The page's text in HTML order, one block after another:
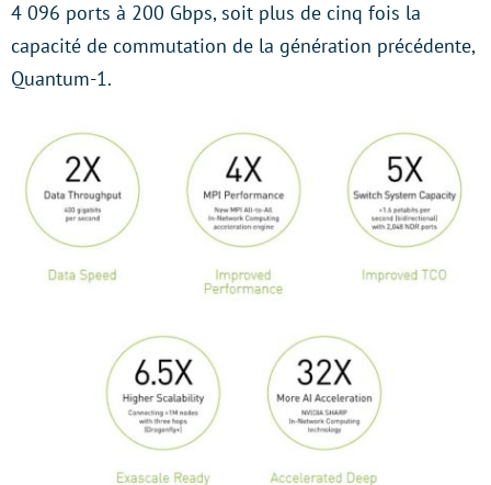
4 096 ports à 200 Gbps, soit plus de cinq fois la
capacité de commutation de la génération précédente,
Quantum-1.